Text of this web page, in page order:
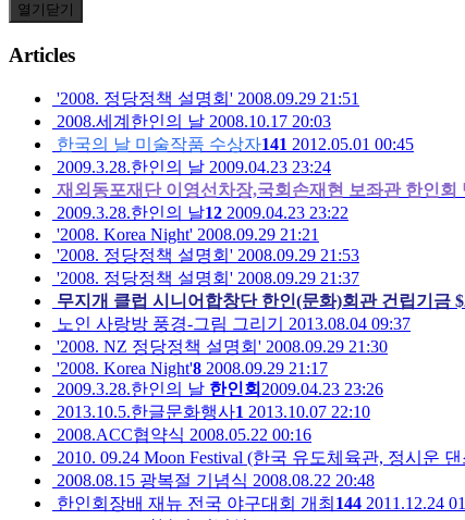
열기 닫기
Articles
'2008. 정당정책 설명회' 2008.09.29 21:51
2008.세계한인의 날 2008.10.17 20:03
한국의 날 미술작품 수상자141 2012.05.01 00:45
2009.3.28.한인의 날 2009.04.23 23:24
재외동포재단 이영선차장,국회손재현 보좌관 한인회
2009.3.28.한인의 날12 2009.04.23 23:22
'2008. Korea Night' 2008.09.29 21:21
'2008. 정당정책 설명회' 2008.09.29 21:53
'2008. 정당정책 설명회' 2008.09.29 21:37
무지개 클럽 시니어합창단 한인(문화)회관 건립기금
노인 사랑방 풍경-그림 그리기
2013.08.04 09:37
'2008. NZ 정당정책 설명회' 2008.09.29 21:30
'2008. Korea Night'8 2008.09.29 21:17
2009.3.28.한인의 날 한인회 2009.04.23 23:26
2013.10.5.한글문화행사1 2013.10.07 22:10
2008.ACC협약식 2008.05.22 00:16
2010. 09.24 Moon Festival (한국 유도체육관, 정시운
2008.08.15 광복절 기념식 2008.08.22 20:48
한인회장배 재뉴 전국 야구대회 개최 144 2011.12.24